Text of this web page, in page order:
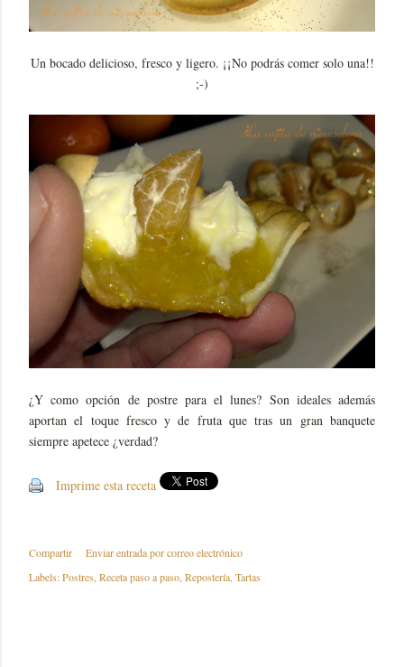
Un bocado delicioso, fresco y ligero. ¡¡No podrás comer solo una!!
;-)
¿Y como opción de postre para el lunes? Son ideales además
aportan el toque fresco y de fruta que tras un gran banquete
siempre apetece ¿verdad?
Imprime esta receta
Compartir
Enviar entrada por correo electrónico
Labels:Postres Receta paso a paso Repostería Tartas